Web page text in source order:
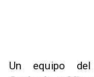
Un equipo